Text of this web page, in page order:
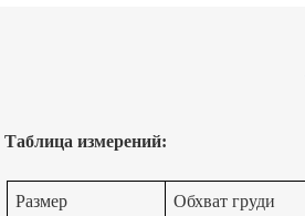
Таблица измерений:
Размер Обхват груди